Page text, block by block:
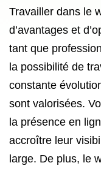
Travailler dans le
d’avantages et
tant que
la possibilité de
constante
sont valorisées.
la présence en
accroître leur
large. De plus, le